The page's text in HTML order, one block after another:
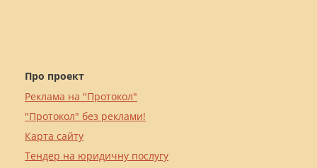
Про проект
Реклама на "Протокол"
"Протокол" без реклами!
Карта сайту
Тендер на юридичну послугу